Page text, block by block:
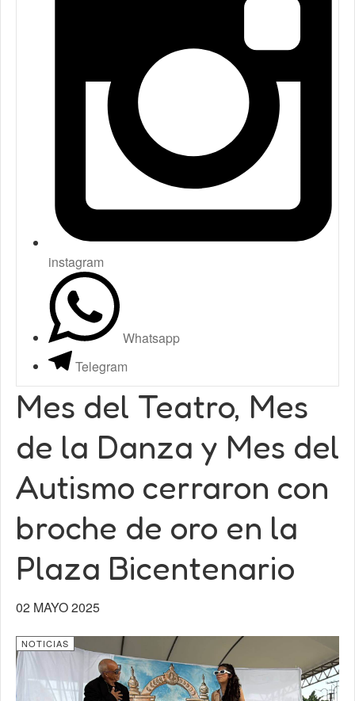
instagram
Whatsapp
Telegram
Mes del Teatro, Mes
de la Danza y Mes del
Autismo cerraron con
broche de oro en la
Plaza Bicentenario
02 MAYO 2025
NOTICIAS